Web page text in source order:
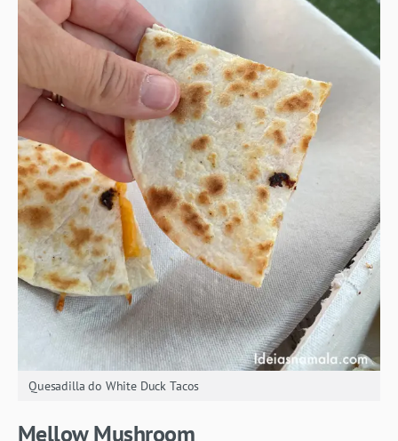
Quesadilla do White Duck Tacos
Mellow Mushroom